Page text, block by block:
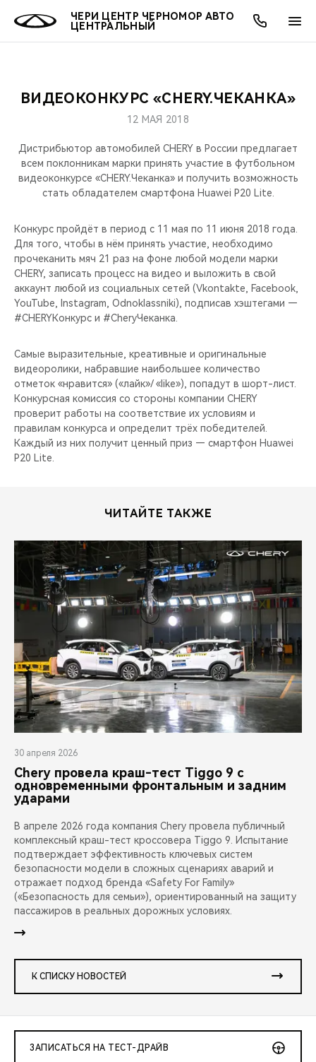
ЧЕРИ ЦЕНТР ЧЕРНОМОР АВТО
ЦЕНТРАЛЬНЫЙ
МОДЕЛИ
КРОССОВЕРЫ
СЕДАНЫ
НОВИНКИ
О КОМПАНИИ
МЫ В СОЦСЕТЯХ
ПОКУПАТЕЛЯМ
КРЕДИТ И СТРАХОВАНИЕ
ВЛАДЕЛЬЦАМ
ЗАПЧАСТИ И АКСЕССУАРЫ
ТЕХНИЧЕСКОЕ ОБСЛУЖИВАНИЕ
МИР CHERY
CHERY В СОЦСЕТЯХ
БЛАГОТВОРИТЕЛЬНОСТЬ
CHERY И СПОРТ
CHERY REMOTE
CHERY CONNECT
НАШИ МЕРОПРИЯТИЯ
CHERY ДЛЯ ДЕТЕЙ
ОНЛАЙН СЕРВИСЫ
ВИДЕОКОНКУРС «CHERY.ЧЕКАНКА»
12 МАЯ 2018
Дистрибьютор автомобилей CHERY в России предлагает
всем поклонникам марки принять участие в футбольном
видеоконкурсе «CHERY.Чеканка» и получить возможность
стать обладателем смартфона Huawei P20 Lite.
Конкурс пройдёт в период с 11 мая по 11 июня 2018 года.
Для того, чтобы в нём принять участие, необходимо
прочеканить мяч 21 раз на фоне любой модели марки
CHERY, записать процесс на видео и выложить в свой
аккаунт любой из социальных сетей (Vkontakte, Facebook,
YouTube, Instagram, Odnoklassniki), подписав хэштегами —
#CHERYКонкурс и #CheryЧеканка.
Самые выразительные, креативные и оригинальные
видеоролики, набравшие наибольшее количество
отметок «нравится» («лайк»/ «like»), попадут в шорт-лист.
Конкурсная комиссия со стороны компании CHERY
проверит работы на соответствие их условиям и
правилам конкурса и определит трёх победителей.
Каждый из них получит ценный приз — смартфон Huawei
P20 Lite.
ЧИТАЙТЕ ТАКЖЕ
30 апреля 2026
Chery провела краш-тест Tiggo 9 с
одновременными фронтальным и задним
ударами
В апреле 2026 года компания Chery провела публичный
комплексный краш-тест кроссовера Tiggo 9. Испытание
подтверждает эффективность ключевых систем
безопасности модели в сложных сценариях аварий и
отражает подход бренда «Safety For Family»
(«Безопасность для семьи»), ориентированный на защиту
пассажиров в реальных дорожных условиях.
К СПИСКУ НОВОСТЕЙ
ЗАПИСАТЬСЯ НА ТЕСТ-ДРАЙВ